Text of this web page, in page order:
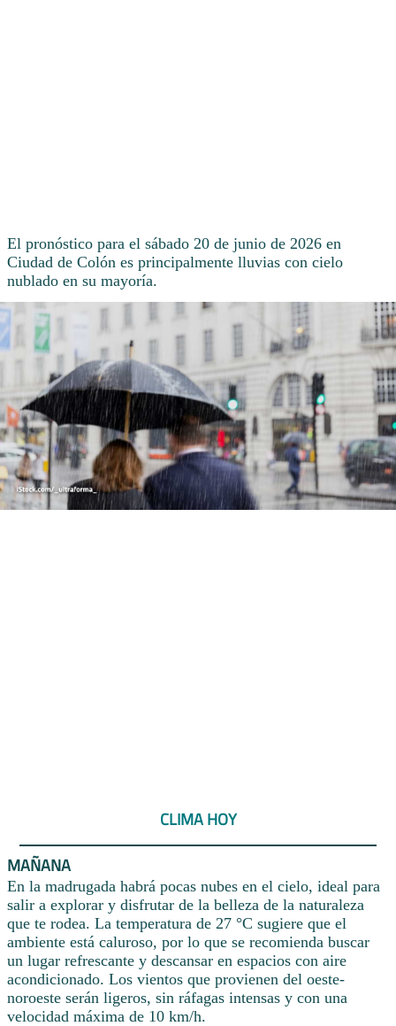
El pronóstico para el sábado 20 de junio de 2026 en
Ciudad de Colón es principalmente lluvias con cielo
nublado en su mayoría.
CLIMA HOY
MAÑANA
En la madrugada habrá pocas nubes en el cielo, ideal para
salir a explorar y disfrutar de la belleza de la naturaleza
que te rodea. La temperatura de 27 °C sugiere que el
ambiente está caluroso, por lo que se recomienda buscar
un lugar refrescante y descansar en espacios con aire
acondicionado. Los vientos que provienen del oeste-
noroeste serán ligeros, sin ráfagas intensas y con una
velocidad máxima de 10 km/h.